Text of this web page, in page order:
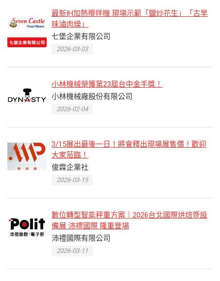
最新IH加熱攪拌機 現場示範「鹽炒花生」「古早
味滷肉燥」
七堡企業有限公司
2026-03-03
小林機械榮獲第23屆台中金手獎！
小林機械廠股份有限公司
2026-02-04
3/15展出最後一日！將會釋出現場展售價！歡迎
大家蒞臨！
俊霖企業社
2026-03-15
數位轉型智能秤重方案｜2026台北國際烘焙暨設
備展 沛禮國際 隆重登場
沛禮國際有限公司
2026-03-11